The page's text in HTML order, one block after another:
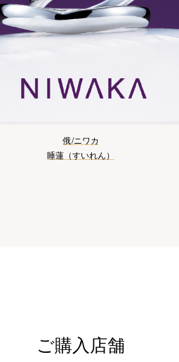
俄/ニワカ
睡蓮（すいれん）
ご購入店舗